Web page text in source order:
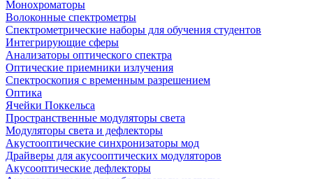
Монохроматоры
Волоконные спектрометры
Спектрометрические наборы для обучения студентов
Интегрирующие сферы
Анализаторы оптического спектра
Оптические приемники излучения
Спектроскопия с временным разрешением
Оптика
Ячейки Поккельса
Пространственные модуляторы света
Модуляторы света и дефлекторы
Акустооптические синхронизаторы мод
Драйверы для акусооптических модуляторов
Акусооптические дефлекторы